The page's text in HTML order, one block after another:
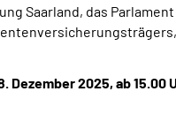
Saarland, das
Dezember 2025, ab 15.00